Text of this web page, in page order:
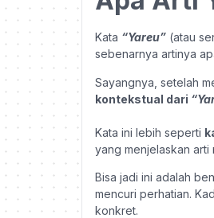
Kata “Yareu” (atau
sebenarnya artinya
Sayangnya, setelah
kontekstual dari
Kata ini lebih seperti
yang menjelaskan arti
Bisa jadi ini adalah
mencuri perhatian.
konkret.